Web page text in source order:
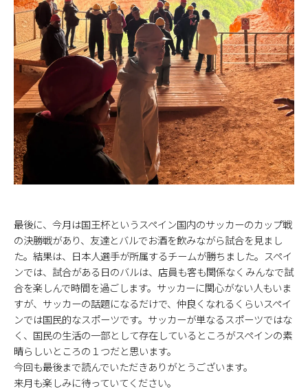
最後に、今月は国王杯というスペイン国内のサッカーのカップ戦
の決勝戦があり、友達とバルでお酒を飲みながら試合を見まし
た。結果は、日本人選手が所属するチームが勝ちました。スペイ
ンでは、試合がある日のバルは、店員も客も関係なくみんなで試
合を楽しんで時間を過ごします。サッカーに関心がない人もいま
すが、サッカーの話題になるだけで、仲良くなれるくらいスペイ
ンでは国民的なスポーツです。サッカーが単なるスポーツではな
く、国民の生活の一部として存在しているところがスペインの素
晴らしいところの１つだと思います。
今回も最後まで読んでいただきありがとうございます。
来月も楽しみに待っていてください。